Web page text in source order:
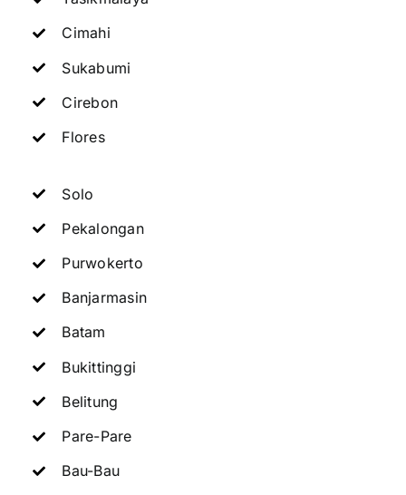
Cimahi
Sukabumi
Cirebon
Flores
Solo
Pekalongan
Purwokerto
Banjarmasin
Batam
Bukittinggi
Belitung
Pare-Pare
Bau-Bau